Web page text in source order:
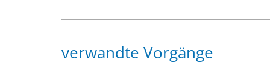
verwandte Vorgänge